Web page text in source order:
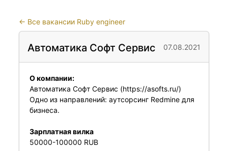
← Все вакансии Ruby engineer
Автоматика Софт Сервис 07.08.2021
О компании:
Автоматика Софт Сервис (https://asofts.ru/)
Одно из направлений: аутсорсинг Redmine для
бизнеса.
Зарплатная вилка
50000-100000 RUB